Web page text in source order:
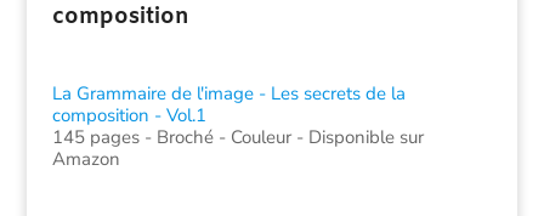
composition
La Grammaire de l'image - Les secrets de la
composition - Vol.1
145 pages - Broché - Couleur - Disponible sur
Amazon